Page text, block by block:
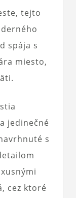
tejto
spája s
miesto,
jedinečné
s
cez ktoré